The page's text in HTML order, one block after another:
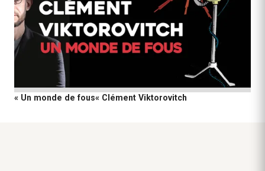
« Un monde de fous« Clément Viktorovitch